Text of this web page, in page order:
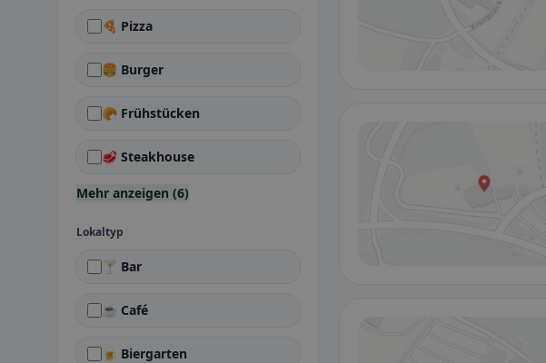
🍕 Pizza
🍔 Burger
🥐 Frühstücken
🥩 Steakhouse
Mehr anzeigen (6)
Lokaltyp
🍸 Bar
☕ Café
🍺 Biergarten